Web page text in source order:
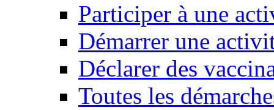
Participer à une
Démarrer une
Déclarer des
Toutes les